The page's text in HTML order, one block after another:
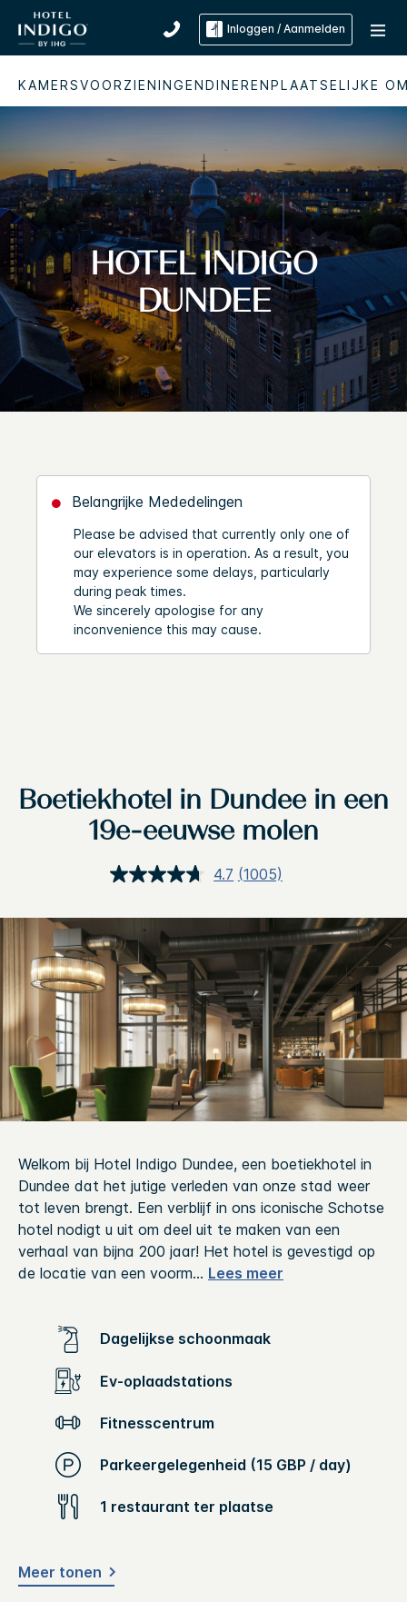
Inloggen / Aanmelden
KAMERSVOORZIENINGENDINERENPLAATSELIJKE
HOTEL INDIGO
DUNDEE
Belangrijke Mededelingen
Please be advised that currently only one of
our elevators is in operation. As a result, you
may experience some delays, particularly
during peak times.
We sincerely apologise for any
inconvenience this may cause.
Boetiekhotel in Dundee in een
19e-eeuwse molen
4.7 Lees
paginalink.
(1005)
Welkom bij Hotel Indigo Dundee, een boetiekhotel in
Dundee dat het jutige verleden van onze stad weer
tot leven brengt. Een verblijf in ons iconische Schotse
hotel nodigt u uit om deel uit te maken van een
verhaal van bijna 200 jaar! Het hotel is gevestigd op
de locatie van een voorm... Lees meer
Dagelijkse schoonmaak
Ev-oplaadstations
Fitnesscentrum
Parkeergelegenheid (15 GBP / day)
1 restaurant ter plaatse
Meer tonen